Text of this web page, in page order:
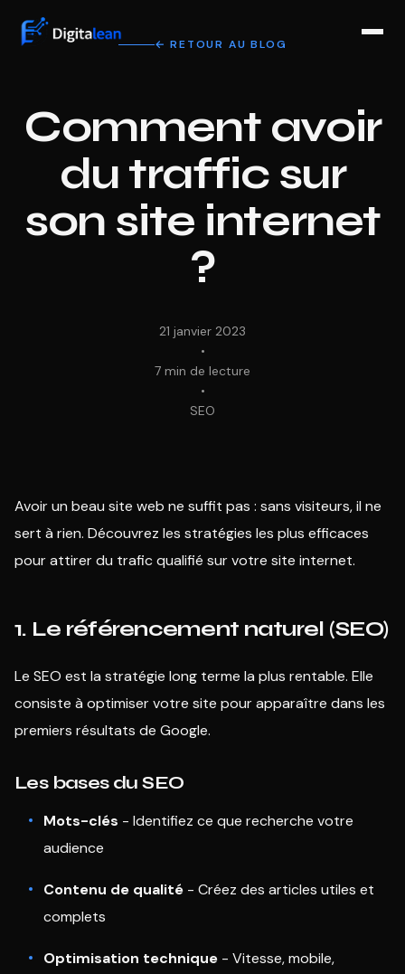
← RETOUR AU BLOG
Comment avoir
du traffic sur
son site internet
?
21 janvier 2023
•
7 min de lecture
•
SEO
Avoir un beau site web ne suffit pas : sans visiteurs, il ne
sert à rien. Découvrez les stratégies les plus efficaces
pour attirer du trafic qualifié sur votre site internet.
1. Le référencement naturel (SEO)
Le SEO est la stratégie long terme la plus rentable. Elle
consiste à optimiser votre site pour apparaître dans les
premiers résultats de Google.
Les bases du SEO
Mots-clés - Identifiez ce que recherche votre
audience
Contenu de qualité - Créez des articles utiles et
complets
Optimisation technique - Vitesse, mobile,